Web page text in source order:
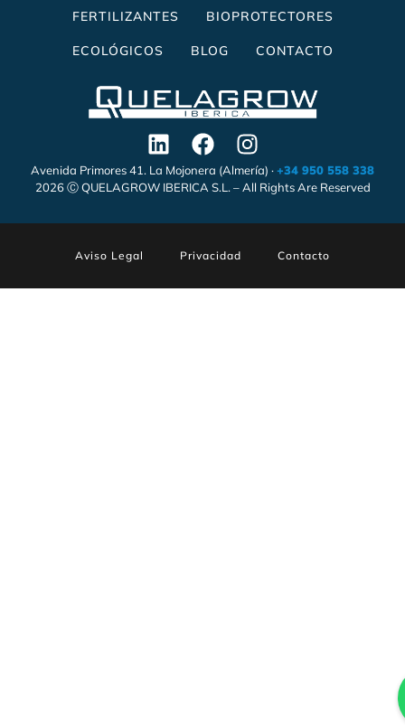
FERTILIZANTES BIOPROTECTORES
ECOLÓGICOS BLOG CONTACTO
Avenida Primores 41. La Mojonera (Almería) ·+34 950 558 338
2026 Ⓒ QUELAGROW IBERICA S.L. – All Rights Are Reserved
Aviso Legal Privacidad Contacto